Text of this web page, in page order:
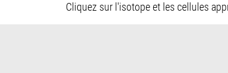
Cliquez sur l'isotope et les cellules